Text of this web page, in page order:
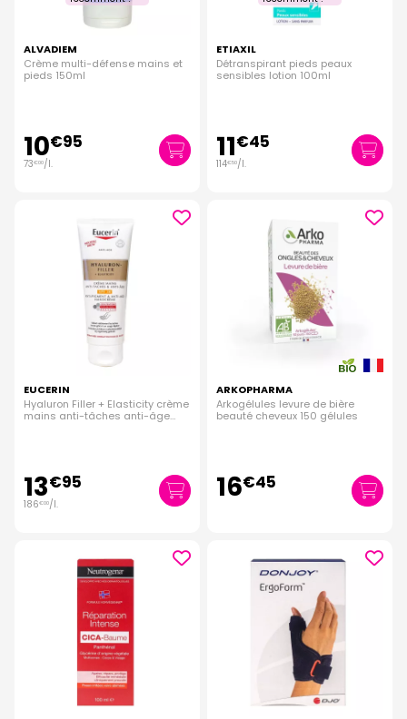
ALVADIEM
Crème multi-défense mains et
pieds 150ml
10€95
73€00/l.
ETIAXIL
Détranspirant pieds peaux
sensibles lotion 100ml
11€45
114€50/l.
EUCERIN
Hyaluron Filler + Elasticity crème
mains anti-tâches anti-âge
13€95
186€00/l.
ARKOPHARMA
Arkogélules levure de bière
beauté cheveux 150 gélules
16€45